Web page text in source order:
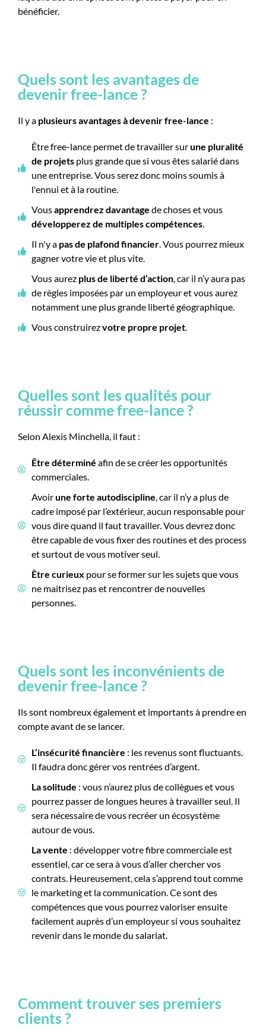
bénéficier.
Quels sont les avantages de
devenir free-lance ?
Il y a plusieurs avantages à devenir free-lance :
Être free-lance permet de travailler surune pluralité
de projetsplus grande que si vous êtes salarié dans
une entreprise. Vous serez donc moins soumis à
l'ennui et à la routine.
Vousapprendrez davantage de choses et vous
développerez de multiples compétences.
Il n'y a pas de plafond financier. Vous pourrez mieux
gagner votre vie et plus vite.
Vous aurez plus de liberté d’action, car il n’y aura pas
de règles imposées par un employeur et vous aurez
notamment une plus grande liberté géographique.
Vous construirezvotre propre projet.
Quelles sont les qualités pour
réussir comme free-lance ?
Selon Alexis Minchella, il faut :
Être déterminé afin de se créer les opportunités
commerciales.
Avoirune forte autodiscipline, car il n’y a plus de
cadre imposé par l’extérieur, aucun responsable pour
vous dire quand il faut travailler. Vous devrez donc
être capable de vous fixer des routines et des process
et surtout de vous motiver seul.
Être curieux pour se former sur les sujets que vous
ne maitrisez pas et rencontrer de nouvelles
personnes.
Quels sont les inconvénients de
devenir free-lance ?
Ils sont nombreux également et importants à prendre en
compte avant de se lancer.
L’insécurité financière : les revenus sont fluctuants.
Il faudra donc gérer vos rentrées d’argent.
La solitude : vous n’aurez plus de collègues et vous
pourrez passer de longues heures à travailler seul. Il
sera nécessaire de vous recréer un écosystème
autour de vous.
La vente : développer votre fibre commerciale est
essentiel, car ce sera à vous d’aller chercher vos
contrats. Heureusement, cela s’apprend tout comme
le marketing et la communication. Ce sont des
compétences que vous pourrez valoriser ensuite
facilement auprès d’un employeur si vous souhaitez
revenir dans le monde du salariat.
Comment trouver ses premiers
clients ?